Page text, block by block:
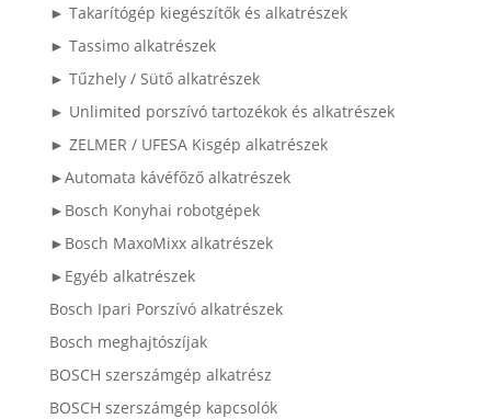
► Takarítógép kiegészítők és alkatrészek
► Tassimo alkatrészek
► Tűzhely / Sütő alkatrészek
► Unlimited porszívó tartozékok és alkatrészek
► ZELMER / UFESA Kisgép alkatrészek
►Automata kávéfőző alkatrészek
►Bosch Konyhai robotgépek
►Bosch MaxoMixx alkatrészek
►Egyéb alkatrészek
Bosch Ipari Porszívó alkatrészek
Bosch meghajtószíjak
BOSCH szerszámgép alkatrész
BOSCH szerszámgép kapcsolók